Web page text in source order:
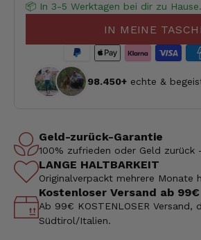
📦 In 3-5 Werktagen bei dir zu Hause.
IN MEINE
98.450+ echte &
Geld-zurück-Garantie
100% zufrieden oder Geld zurück
LANGE HALTBARKEIT
Originalverpackt mehrere Monate
Kostenloser Versand ab 99€
Ab 99€ KOSTENLOSER Versand,
Südtirol/Italien.